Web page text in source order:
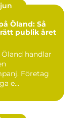
Öland: Så
publik året
handlar
Företag
e...